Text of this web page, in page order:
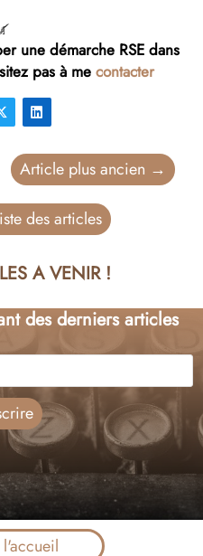
une démarche RSE dans
pas à me contacter

Article plus ancien →
des articles
A VENIR !
des derniers articles
l'accueil